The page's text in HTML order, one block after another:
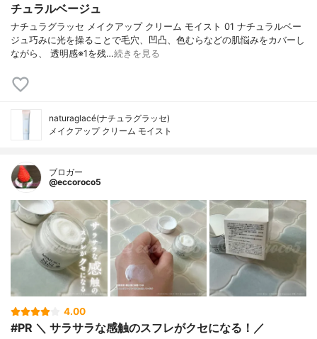
チュラルベージュ
ナチュラグラッセ メイクアップ クリーム モイスト 01 ナチュラルベー
ジュ巧みに光を操ることで毛穴、凹凸、色むらなどの肌悩みをカバーし
ながら、 透明感※1を残…続きを見る
naturaglacé(ナチュラグラッセ)
メイクアップ クリーム モイスト
ブロガー
@eccoroco5
4.00
#PR ＼ サラサラな感触のスフレがクセになる！／